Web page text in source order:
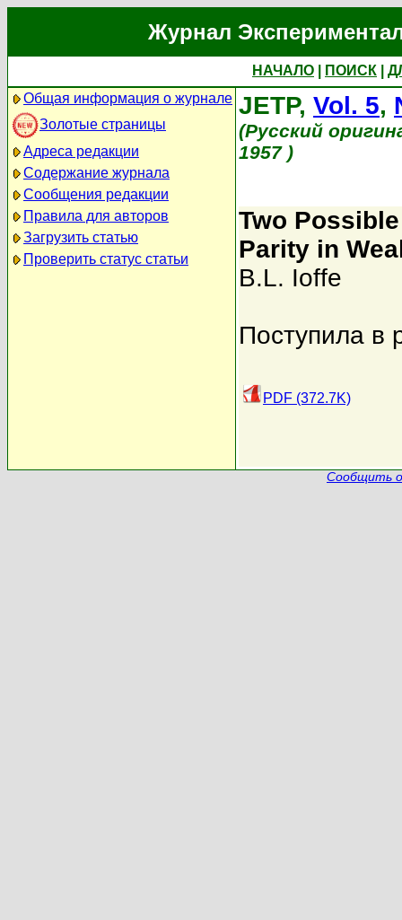
Журнал
НАЧАЛО ПОИСК
Общая информация о журнале
Золотые страницы
Адреса редакции
Содержание журнала
Сообщения редакции
Правила для авторов
Загрузить статью
Проверить статус статьи
JETP, Vol. 5,
(Русский
1957 )
Two
Parity in
B.L. Ioffe
Поступила в
PDF (372.7K)
Сообщить о